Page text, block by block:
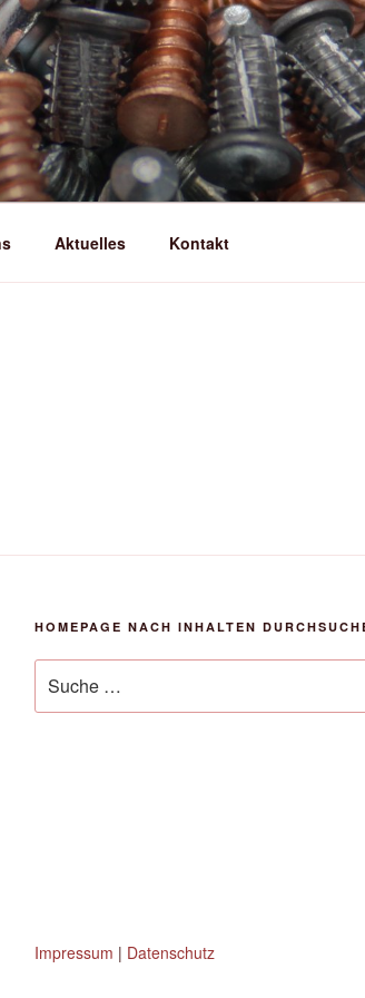
Aktuelles Kontakt
HOMEPAGE NACH INHALTEN
nach:
Impressum | Datenschutz